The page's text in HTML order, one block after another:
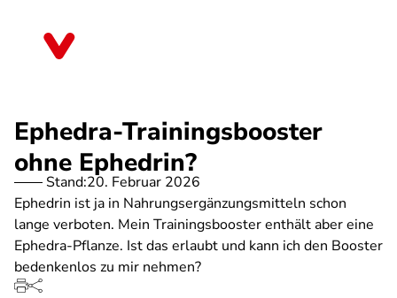
Ephedra-Trainingsbooster
ohne Ephedrin?
Stand:20. Februar 2026
Ephedrin ist ja in Nahrungsergänzungsmitteln schon
lange verboten. Mein Trainingsbooster enthält aber eine
Ephedra-Pflanze. Ist das erlaubt und kann ich den Booster
bedenkenlos zu mir nehmen?